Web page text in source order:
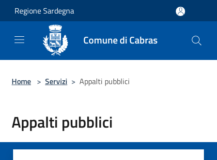
Salta al contenuto principale
Regione Sardegna
Comune di Cabras
Home > Servizi > Appalti pubblici
Appalti pubblici